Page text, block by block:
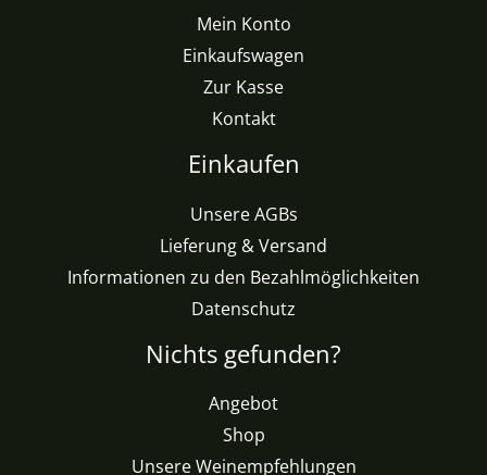
Mein Konto
Einkaufswagen
Zur Kasse
Kontakt
Einkaufen
Unsere AGBs
Lieferung & Versand
Informationen zu den Bezahlmöglichkeiten
Datenschutz
Nichts gefunden?
Angebot
Shop
Unsere Weinempfehlungen